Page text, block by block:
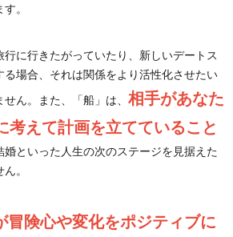
。
に行きたがっていたり、新しいデートス
場合、それは関係をより活性化させたい
ん。また、「船」は、 相手があなた
考えて計画を立てていること
婚といった人生の次のステージを見据えた
。
冒険心や変化をポジティブに